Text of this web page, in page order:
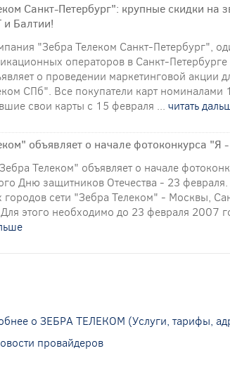
Санкт-Петербург": крупные скидки на
Балтии!
"Зебра Телеком Санкт-Петербург",
операторов в Санкт-
о проведении маркетинговой акции
СПб". Все покупатели карт
свои карты с 15 февраля ... читать
объявляет о начале фотоконкурса "Я
Телеком" объявляет о начале
Дню защитников Отечества - 23 февраля.
городов сети "Зебра Телеком" - Москвы,
этого необходимо до 23 февраля 2007
о ЗЕБРА ТЕЛЕКОМ (Услуги, тарифы,
провайдеров